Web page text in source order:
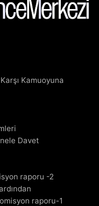
Kamuoyuna
Davet
raporu -2
raporu-1